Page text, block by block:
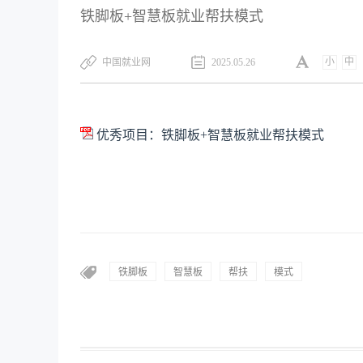
铁脚板+智慧板就业帮扶模式
中国就业网 2025.05.26 小 中
优秀项目：铁脚板+智慧板就业帮扶模式
铁脚板 智慧板 帮扶 模式